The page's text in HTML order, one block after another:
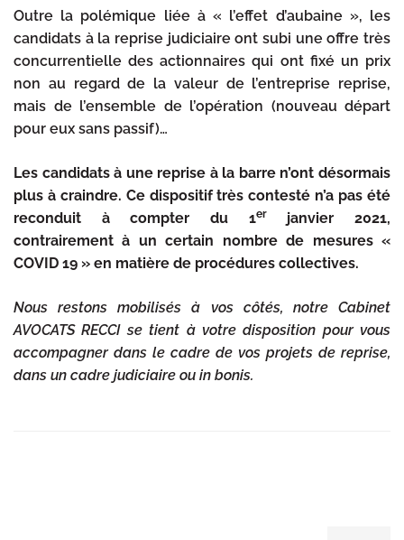
Outre la polémique liée à « l’effet d’aubaine », les
candidats à la reprise judiciaire ont subi une offre très
concurrentielle des actionnaires qui ont fixé un prix
non au regard de la valeur de l’entreprise reprise,
mais de l’ensemble de l’opération (nouveau départ
pour eux sans passif)…
Les candidats à une reprise à la barre n’ont désormais
plus à craindre. Ce dispositif très contesté n’a pas été
reconduit à compter du 1erjanvier 2021,
contrairement à un certain nombre de mesures «
COVID 19 » en matière de procédures collectives.
Nous restons mobilisés à vos côtés, notre Cabinet
AVOCATS RECCI se tient à votre disposition pour vous
accompagner dans le cadre de vos projets de reprise,
dans un cadre judiciaire ou in bonis.